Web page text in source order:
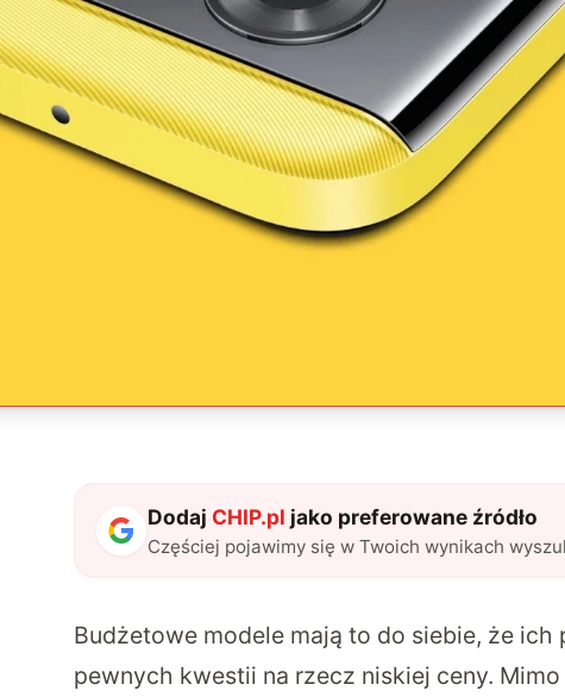
Dodaj CHIP.pl jako preferowane źródło
Częściej pojawimy się w Twoich wynikach
Budżetowe modele mają to do siebie, że
pewnych kwestii na rzecz niskiej ceny.